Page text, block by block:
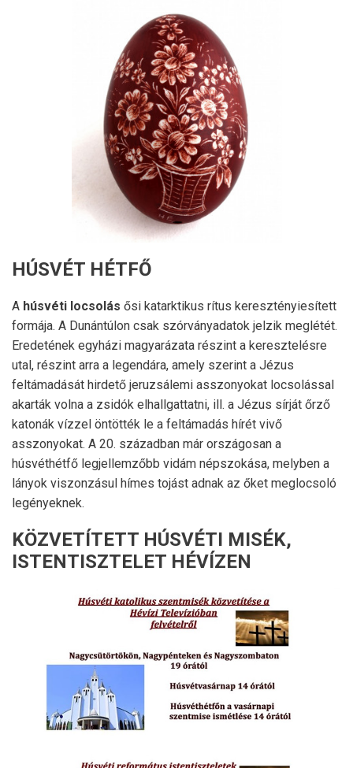
HÚSVÉT HÉTFŐ
A húsvéti locsolás ősi katarktikus rítus keresztényiesített
formája. A Dunántúlon csak szórványadatok jelzik meglétét.
Eredetének egyházi magyarázata részint a keresztelésre
utal, részint arra a legendára, amely szerint a Jézus
feltámadását hirdető jeruzsálemi asszonyokat locsolással
akarták volna a zsidók elhallgattatni, ill. a Jézus sírját őrző
katonák vízzel öntötték le a feltámadás hírét vivő
asszonyokat. A 20. században már országosan a
húsvéthétfő legjellemzőbb vidám népszokása, melyben a
lányok viszonzásul hímes tojást adnak az őket meglocsoló
legényeknek.
KÖZVETÍTETT HÚSVÉTI MISÉK,
ISTENTISZTELET HÉVÍZEN